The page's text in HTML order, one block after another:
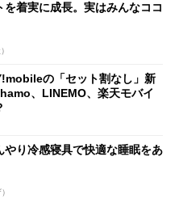
を着実に成長。実はみんなココ
の「セット割なし」新
、LINEMO、楽天モバイ
やり冷感寝具で快適な睡眠をあ